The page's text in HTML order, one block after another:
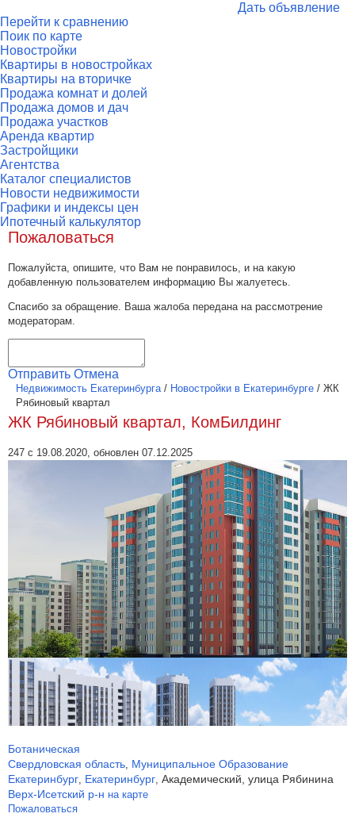
Дать объявление
Перейти к сравнению
Поик по карте
Новостройки
Квартиры в новостройках
Квартиры на вторичке
Продажа комнат и долей
Продажа домов и дач
Продажа участков
Аренда квартир
Застройщики
Агентства
Каталог специалистов
Новости недвижимости
Графики и индексы цен
Ипотечный калькулятор
Пожаловаться
Пожалуйста, опишите, что Вам не понравилось, и на какую
добавленную пользователем информацию Вы жалуетесь.
Спасибо за обращение. Ваша жалоба передана на рассмотрение
модераторам.
Отправить Отмена
Недвижимость Екатеринбурга/ Новостройки в Екатеринбурге / ЖК
Рябиновый квартал
ЖК Рябиновый квартал, КомБилдинг
247 с 19.08.2020, обновлен 07.12.2025
Ботаническая
Свердловская область, Муниципальное Образование
Екатеринбург, Екатеринбург, Академический, улица Рябинина
Верх-Исетский р-н на карте
Пожаловаться